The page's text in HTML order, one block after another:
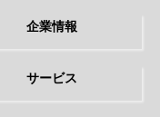
企業情報
サービス